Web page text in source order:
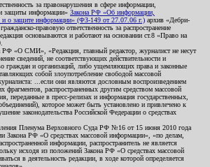
за правонарушения в сфере информации,
защиты информации» Закона РФ «Об информации,
о защите информации» (ФЗ-149 от 27.07.06 г.) архив «Дебри-
правовую ответственность за распространение
основываются и работают на основании ст.8 «Право на
РФ «О СМИ», «Редакция, главный редактор, журналист не несут
сведений, не соответствующих действительности и
граждан и организаций, либо ущемляющих права и законные
собой злоупотребление свободой массовой
...если они являются дословным воспроизведением
фрагментов, распространенных другим средством массовой
переданные в пресс-релизах и информация государственных,
которое может быть установлено и привлечено к
законодательства Российской Федерации о средствах
Пленума Верховного Суда РФ №16 от 15 июня 2010 года
Закона РФ «О средствах массовой информации», «по делам,
информации, распространитель не является
исходя из положений Закона РФ «О средствах массовой
в деятельность редакции, в ходе которой определяется